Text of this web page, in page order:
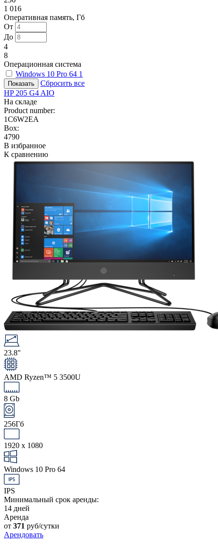
1 016
Оперативная память, Гб
От
До
4
8
Операционная система
Windows 10 Pro 64 1
Сбросить все
HP 205 G4 AIO
На складе
Product number:
1C6W2EA
Box:
4790
В избранное
К сравнению
23.8"
AMD Ryzen™ 5 3500U
8 Gb
256Гб
1920 x 1080
Windows 10 Pro 64
IPS
Минимальный срок аренды:
14 дней
Аренда
от 371 руб/сутки
Арендовать